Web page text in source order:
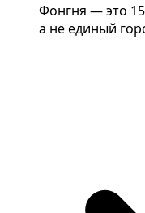
Фонгня — это
а не единый